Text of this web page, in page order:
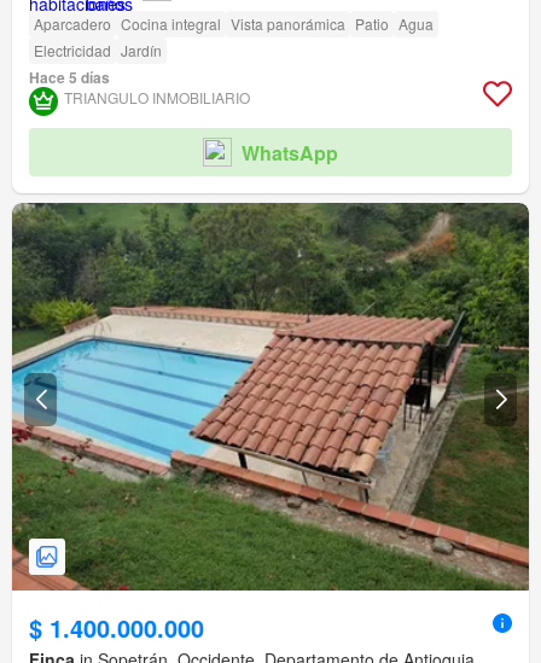
Aparcadero Cocina integral Vista panorámica Patio Agua
Electricidad Jardín
Hace 5 días
TRIANGULO INMOBILIARIO
WhatsApp
$ 1.400.000.000